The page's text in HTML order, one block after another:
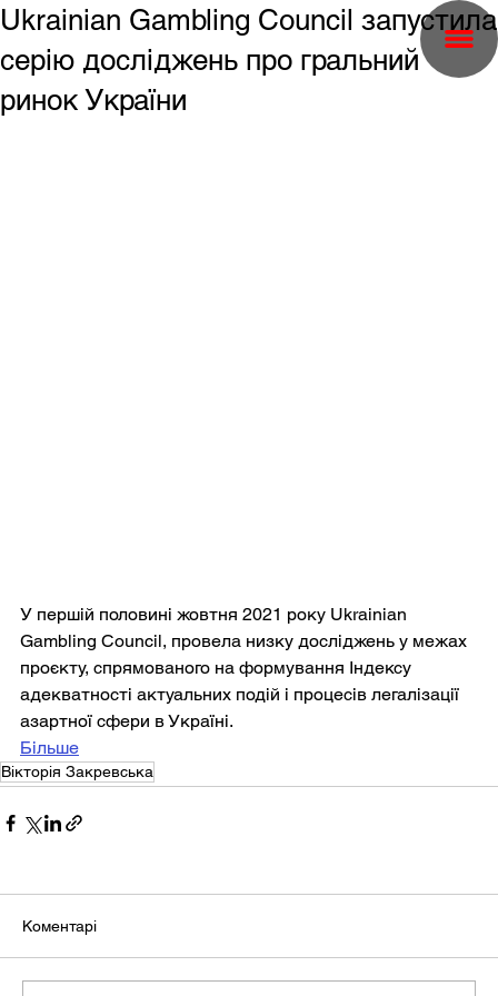
Ukrainian Gambling Council запустила
серію досліджень про гральний
ринок України
У першій половині жовтня 2021 року Ukrainian
Gambling Council, провела низку досліджень у межах
проєкту, спрямованого на формування Індексу
адекватності актуальних подій і процесів легалізації
азартної сфери в Україні.
Більше
Вікторія Закревська
Коментарі